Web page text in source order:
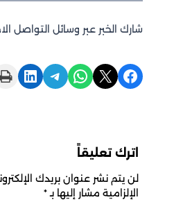
شارك الخبر عبر وسائل التواصل
Share on Facebook
Share on X
Share on WhatsApp
Share on Telegram
Share on LinkedIn
Print this Page
اترك تعليقاً
لن يتم نشر عنوان بريدك
الإلزامية مشار إليها بـ*